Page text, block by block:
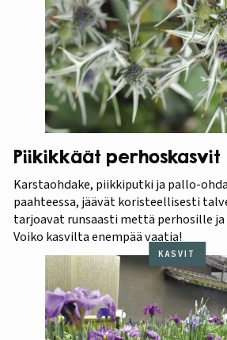
Piikikkäät perhoskasvit
Karstaohdake, piikkiputki ja pallo-
paahteessa, jäävät koristeellisesti
tarjoavat runsaasti mettä perhosille
Voiko kasvilta enempää vaatia!
KASVIT